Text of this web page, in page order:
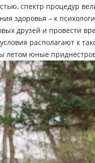
спектр процедур
– к
друзей и провести
располагают к
летом юные